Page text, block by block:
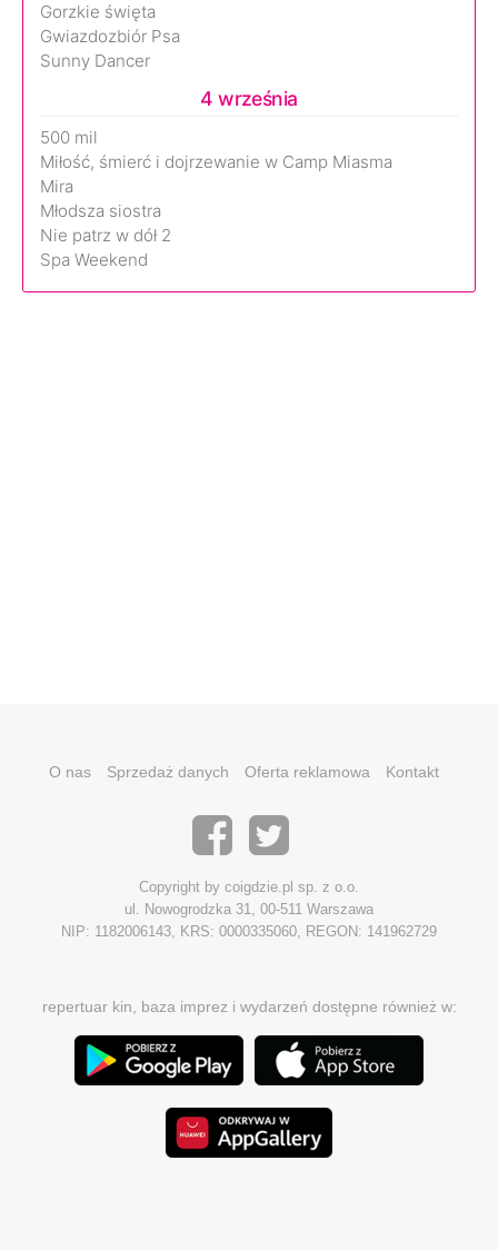
Gorzkie święta
Gwiazdozbiór Psa
Sunny Dancer
4 września
500 mil
Miłość, śmierć i dojrzewanie w Camp Miasma
Mira
Młodsza siostra
Nie patrz w dół 2
Spa Weekend
O nas Sprzedaż danych Oferta reklamowa Kontakt
Copyright by coigdzie.pl sp. z o.o.
ul. Nowogrodzka 31, 00-511 Warszawa
NIP: 1182006143, KRS: 0000335060, REGON: 141962729
repertuar kin, baza imprez i wydarzeń dostępne również w: